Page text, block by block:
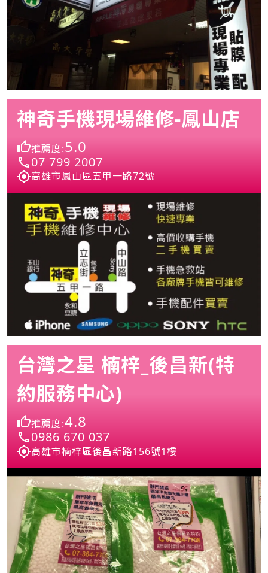
神奇手機現場維修-鳳山店
推薦度:5.0
07 799 2007
高雄市鳳山區五甲一路72號
台灣之星 楠梓_後昌新(特
約服務中心)
推薦度:4.8
0986 670 037
高雄市楠梓區後昌新路156號1樓